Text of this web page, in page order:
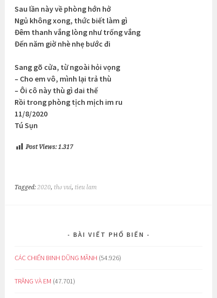
Sau lần này về phòng hớn hở
Ngủ không xong, thức biết làm gì
Đêm thanh vắng lòng như trống vắng
Đến năm giờ nhè nhẹ bước đi
Sang gõ cửa, từ ngoài hỏi vọng
– Cho em vô, mình lại trả thù
– Ôi cô này thù gì dai thế
Rồi trong phòng tịch mịch im ru
11/8/2020
Tú Sụn
Post Views: 1.317
Tagged:2020, thơ vui, tieu lam
BÀI VIẾT PHỔ BIẾN
CÁC CHIẾN BINH DŨNG MÃNH (54.926)
TRĂNG VÀ EM (47.701)